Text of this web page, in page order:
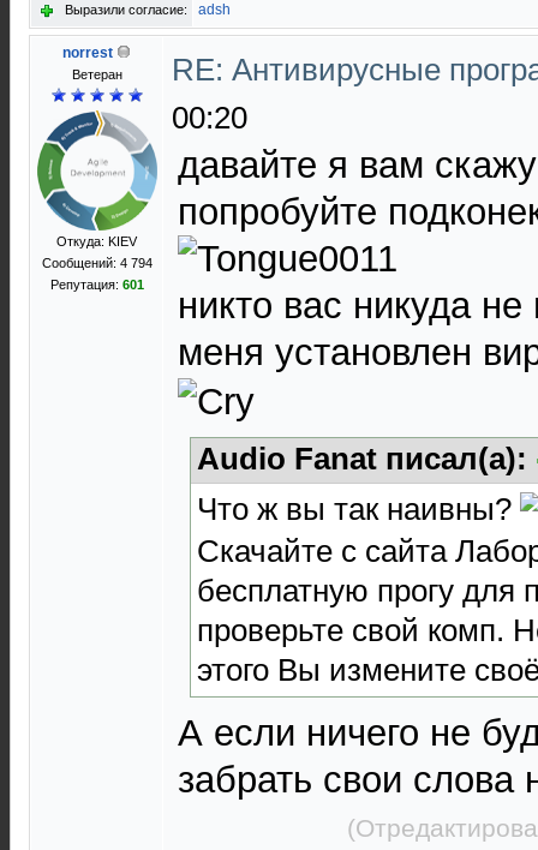
Выразили согласие: adsh
norrest
Ветеран
Откуда: KIEV
Сообщений: 4 794
Репутация: 601
RE: Антивирусные
00:20
давайте я вам
попробуйте
никто вас никуда не
меня установлен
Audio Fanat писал(а):
Что ж вы так наивны?
Скачайте с сайта
бесплатную прогу для
проверьте свой комп.
этого Вы измените
А если ничего не
забрать свои слова